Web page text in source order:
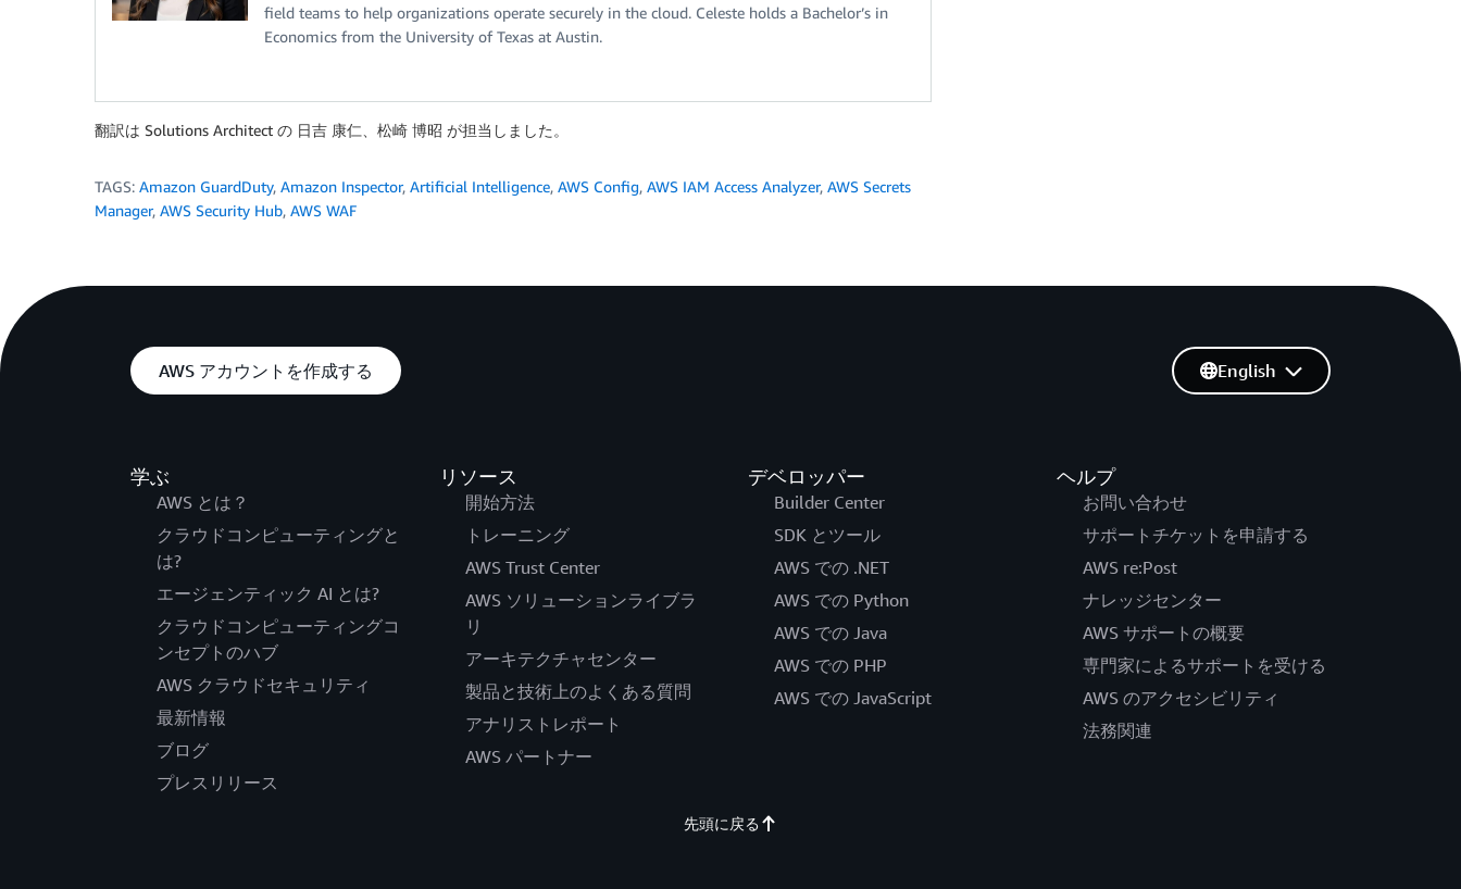
field teams to help organizations operate securely in the cloud. Celeste holds a Bachelor’s in
Economics from the University of Texas at Austin.
翻訳は Solutions Architect の 日吉 康仁、松崎 博昭 が担当しました。
TAGS: Amazon GuardDuty, Amazon Inspector, Artificial Intelligence, AWS Config, AWS IAM Access Analyzer, AWS Secrets
Manager, AWS Security Hub, AWS WAF
AWS アカウントを作成する
学ぶ
AWS とは？
クラウドコンピューティングと
は?
エージェンティック AI とは?
クラウドコンピューティングコ
ンセプトのハブ
AWS クラウドセキュリティ
最新情報
ブログ
プレスリリース
リソース
開始方法
トレーニング
AWS Trust Center
AWS ソリューションライブラ
リ
アーキテクチャセンター
製品と技術上のよくある質問
アナリストレポート
AWS パートナー
デベロッパー
Builder Center
SDK とツール
AWS での .NET
AWS での Python
AWS での Java
AWS での PHP
AWS での JavaScript
ヘルプ
お問い合わせ
サポートチケットを申請する
AWS re:Post
ナレッジセンター
AWS サポートの概要
専門家によるサポートを受ける
AWS のアクセシビリティ
法務関連
English
先頭に戻る